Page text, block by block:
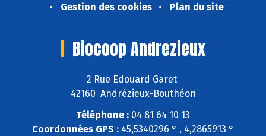
Gestion des cookies
Plan du site
Biocoop Andrezieux
2 Rue Edouard Garet
42160 Andrézieux-Bouthéon
Téléphone : 04 81 64 10 13
Coordonnées GPS : 45,5340296 ° , 4,2865913 °